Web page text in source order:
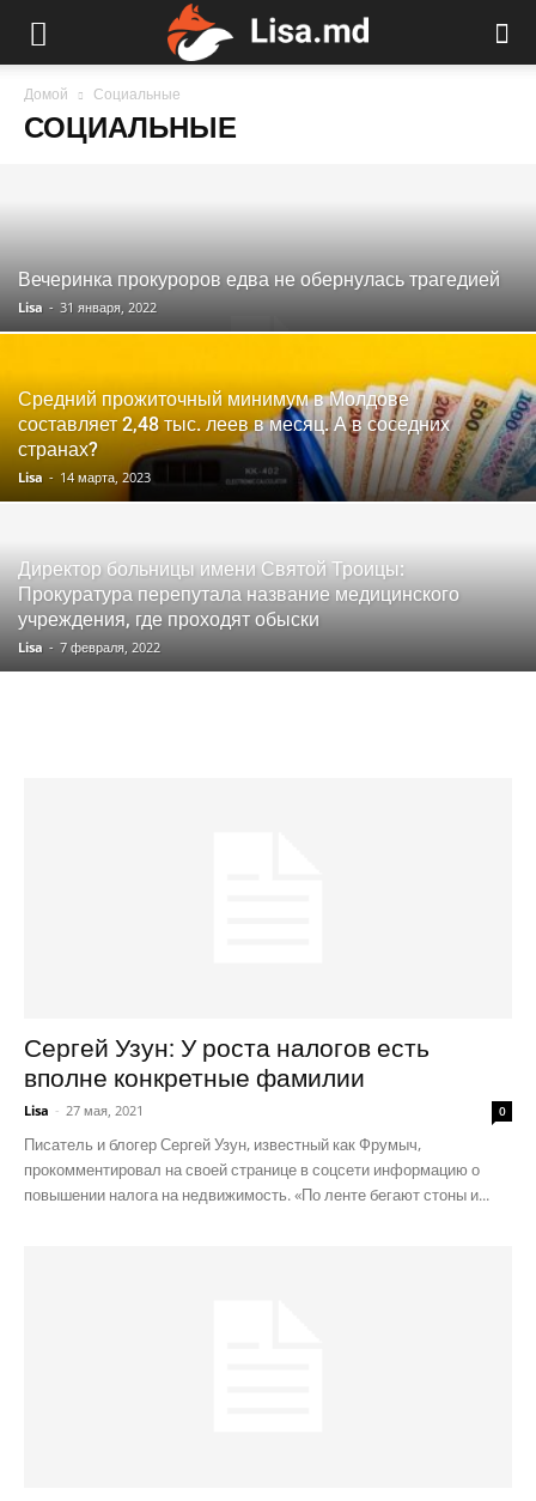
Домой Социальные
СОЦИАЛЬНЫЕ
Вечеринка прокуроров едва не обернулась трагедией
Lisa - 31 января, 2022
Средний прожиточный минимум в Молдове
составляет 2,48 тыс. леев в месяц. А в соседних
странах?
Lisa - 14 марта, 2023
Директор больницы имени Святой Троицы:
Прокуратура перепутала название медицинского
учреждения, где проходят обыски
Lisa - 7 февраля, 2022
Сергей Узун: У роста налогов есть
вполне конкретные фамилии
Lisa - 27 мая, 2021 0
Писатель и блогер Сергей Узун, известный как Фрумыч,
прокомментировал на своей странице в соцсети информацию о
повышении налога на недвижимость. «По ленте бегают стоны и...